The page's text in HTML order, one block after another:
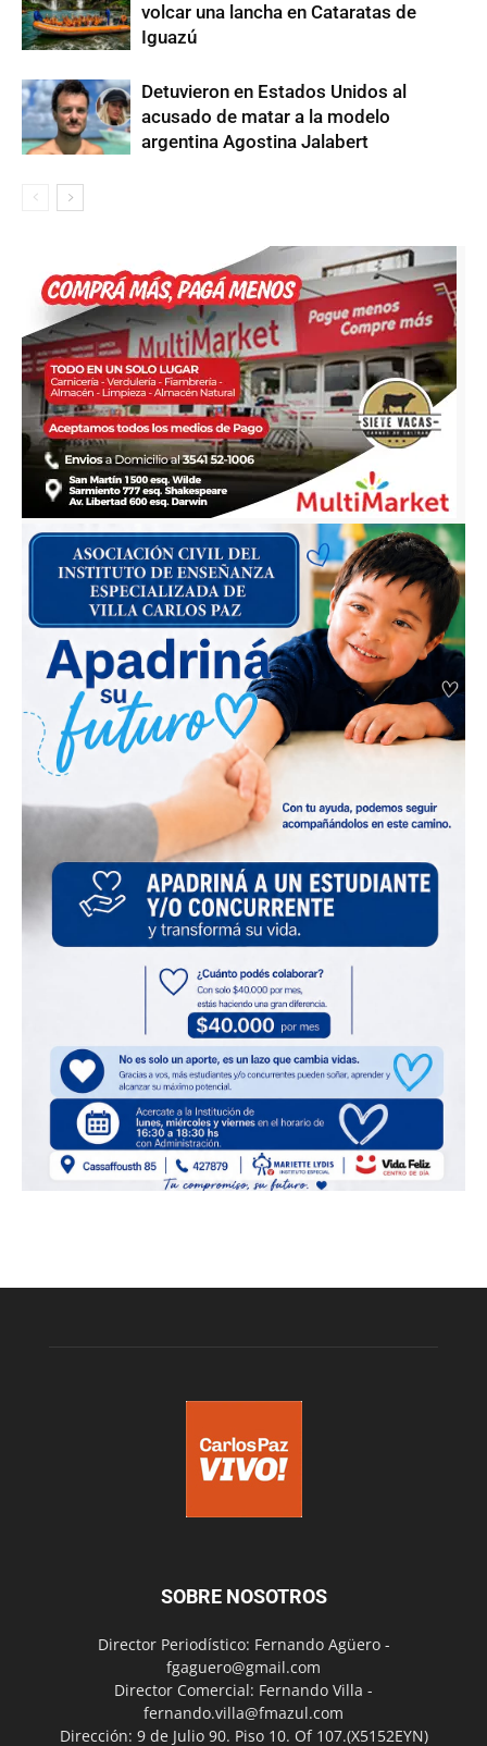
volcar una lancha en Cataratas de
Iguazú
Detuvieron en Estados Unidos al
acusado de matar a la modelo
argentina Agostina Jalabert
SOBRE NOSOTROS
Director Periodístico: Fernando Agüero -
fgaguero@gmail.com
Director Comercial: Fernando Villa -
fernando.villa@fmazul.com
Dirección: 9 de Julio 90. Piso 10. Of 107.(X5152EYN)